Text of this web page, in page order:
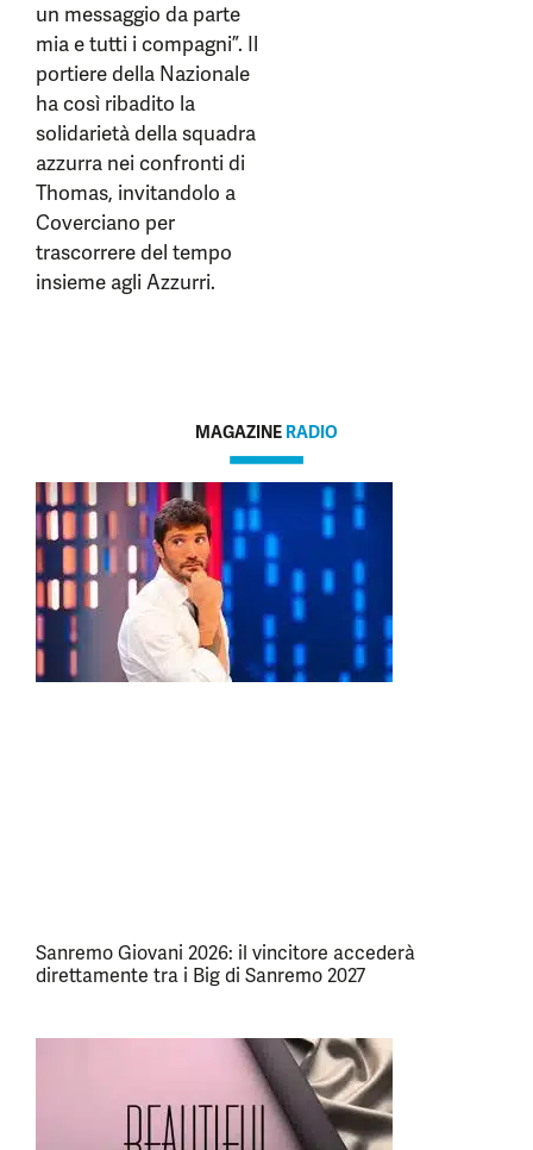
un messaggio da parte
mia e tutti i compagni”. Il
portiere della Nazionale
ha così ribadito la
solidarietà della squadra
azzurra nei confronti di
Thomas, invitandolo a
Coverciano per
trascorrere del tempo
insieme agli Azzurri.
MAGAZINE RADIO
Sanremo Giovani 2026: il vincitore accederà
direttamente tra i Big di Sanremo 2027